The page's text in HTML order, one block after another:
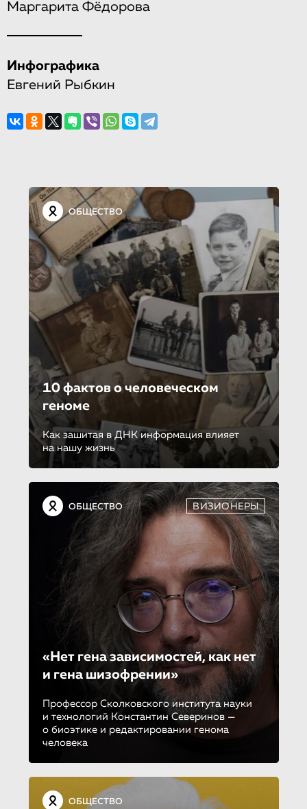
Маргарита Фёдорова
Инфографика
Евгений Рыбкин
ОБЩЕСТВО
10 фактов о человеческом
геноме
Как зашитая в ДНК информация влияет
на нашу жизнь
ОБЩЕСТВО ВИЗИОНЕРЫ
«Нет гена зависимостей, как нет
и гена шизофрении»
Профессор Сколковского института науки
и технологий Константин Северинов —
о биоэтике и редактировании генома
человека
ОБЩЕСТВО